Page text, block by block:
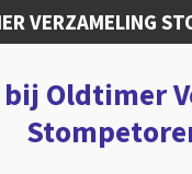
VERZAMELING
Oldtimer